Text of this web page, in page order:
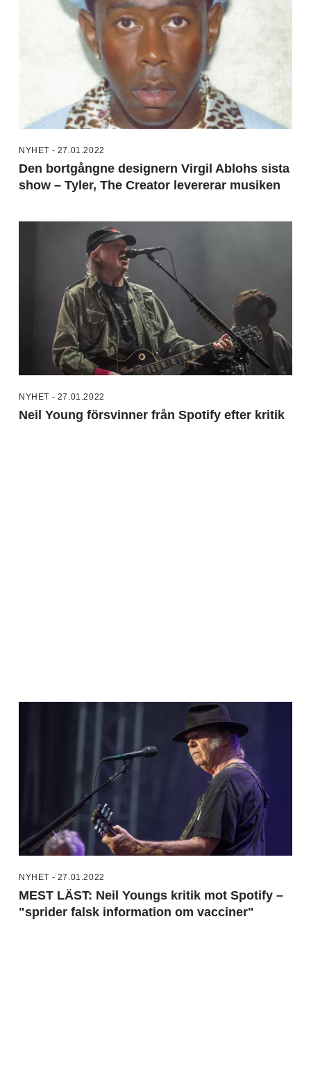
NYHET - 27.01.2022
Den bortgångne designern Virgil Ablohs sista
show – Tyler, The Creator levererar musiken
NYHET - 27.01.2022
Neil Young försvinner från Spotify efter kritik
NYHET - 27.01.2022
MEST LÄST: Neil Youngs kritik mot Spotify –
"sprider falsk information om vacciner"